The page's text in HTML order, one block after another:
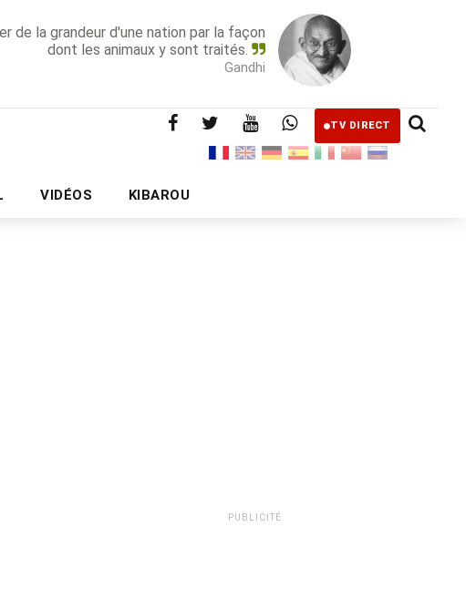
de la grandeur d'une nation par la façon
dont les animaux y sont traités.
Gandhi
TV DIRECT
VIDÉOS KIBAROU
PUBLICITÉ